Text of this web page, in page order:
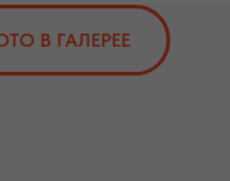
В ГАЛЕРЕЕ